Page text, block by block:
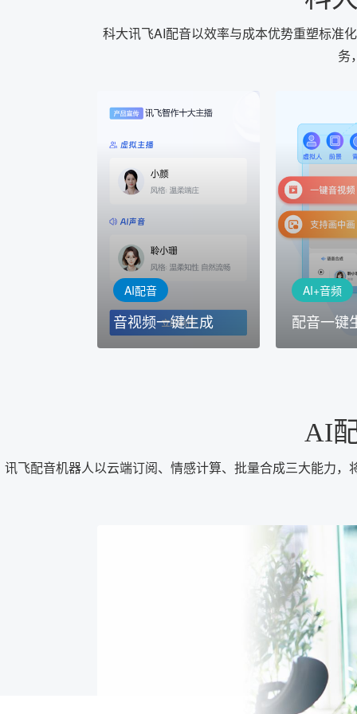
科大讯飞AI配音以效率与成本优势重塑标准
务
AI配音
音视频一键生成
音视频一键生成
AI+视频：在虚拟"AI演播
键完成音、视频作品的输出
AI+音频
配音一键
AI+音频
配音一键
AI+音频：基
TTS能力打
工具，输入
人即可一键
AI
讯飞配音机器人以云端订阅、情感计算、批量合成三大能力